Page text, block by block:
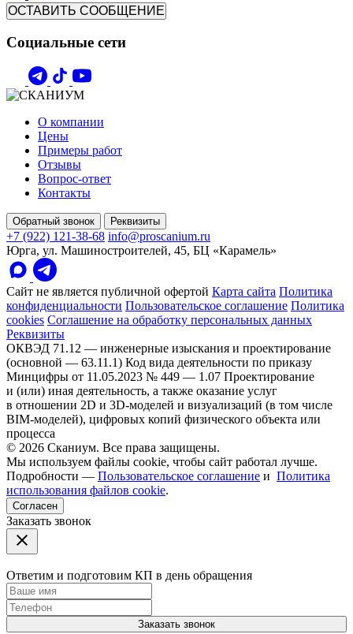
ОСТАВИТЬ СООБЩЕНИЕ
Социальные сети
О компании
Цены
Примеры работ
Отзывы
Вопрос-ответ
Контакты
Обратный звонок Реквизиты
+7 (922) 121-38-68 info@proscanium.ru
Юрга, ул. Машиностроителей, 45, БЦ «Карамель»
Сайт не является публичной офертой Карта сайта Политика
конфиденциальности Пользовательское соглашение Политика
cookies Соглашение на обработку персональных данных
Реквизиты
ОКВЭД 71.12 — инженерные изыскания и проектирование
(основной — 63.11.1) Код вида деятельности по приказу
Минцифры от 11.05.2023 № 449 — 1.07 Проектирование
и (или) иная деятельность, а также оказание услуг
в отношении 2D и 3D-моделей и визуализаций (в том числе
BIM-моделей), цифровых копий физического объекта или
процесса
© 2026 Сканиум. Все права защищены.
Мы используем файлы cookie, чтобы сайт работал лучше.
Подробности — Пользовательское соглашение и Политика
использования файлов cookie.
Согласен
Заказать звонок
Ответим и подготовим КП в день обращения
Заказать звонок